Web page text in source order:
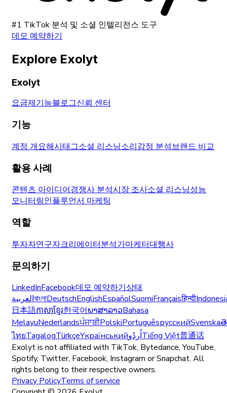
#1 TikTok 분석 및 소셜 인텔리전스 도구
데모 예약하기
Explore Exolyt
Exolyt
요금제기능블로그신뢰 센터
기능
계정 개요해시태그소셜 리스닝소리감정 분석브랜드 비교
활용 사례
콘텐츠 아이디어경쟁사 분석시장 조사소셜 리스닝성능
모니터링인플루언서 마케팅
역할
투자자연구자크리에이터분석가마케터대행사
문의하기
LinkedInFacebook데모 예약하기상태
العربيةবাংলাDeutschEnglishEspañolSuomiFrançaisहिन्दी
日本語ភាសាខ្មែរ한국어ພາສາລາວBahasa
MelayuNederlandsਪੰਜਾਬੀPolskiPortuguêsрусскийSvenska
ไทยTagalogTürkçeYкраїнськийاُردُوTiếng Việt普通话
Exolyt is not affiliated with TikTok, Bytedance, YouTube,
Spotify, Twitter, Facebook, Instagram or Snapchat. All
rights belong to their respective owners.
Privacy PolicyTerms of service